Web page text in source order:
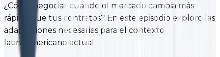
¿Cómo negociar cuando el mercado cambia más
rápido que tus contratos? En este episodio exploro las
adaptaciones necesarias para el contexto
latinoamericano actual.